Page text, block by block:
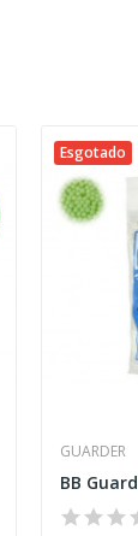
Esgotado
GUARDER